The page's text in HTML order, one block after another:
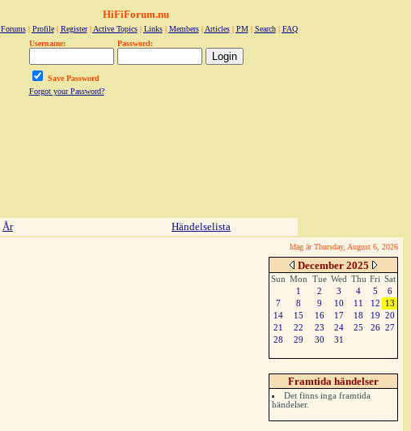
HiFiForum.nu
Forums| Profile| Register| Active Topics| Links| Members| Articles| PM| Search| FAQ
Username:
Password:
Save Password
Forgot your Password?
År Händelselista
Idag är Thursday, August 6, 2026
December 2025
Sun Mon Tue Wed Thu Fri Sat
1
2 3 4 5
6
7
8 9 10 11 12
13
14
15 16 17 18 19 20
21
22 23 24 25 26 27
28
29 30 31
Framtida händelser
Det finns inga framtida
händelser.